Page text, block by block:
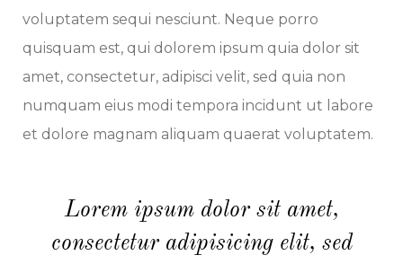
voluptatem sequi nesciunt. Neque porro
quisquam est, qui dolorem ipsum quia dolor sit
amet, consectetur, adipisci velit, sed quia non
numquam eius modi tempora incidunt ut labore
et dolore magnam aliquam quaerat voluptatem.
Lorem ipsum dolor sit amet,
consectetur adipisicing elit, sed